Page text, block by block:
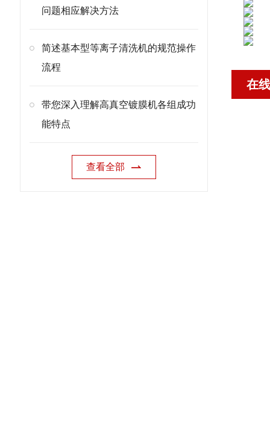
问题相应解决方法
简述基本型等离子清洗机的规范操作
流程
带您深入理解高真空镀膜机各组成功
能特点
查看全部
在